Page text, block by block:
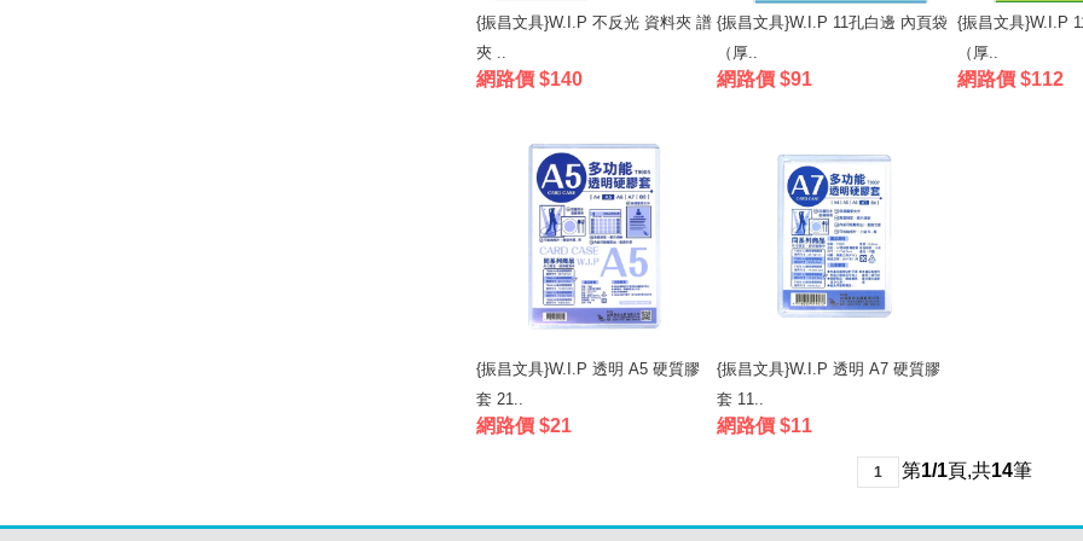
{振昌文具}W.I.P 不反光 資料夾 譜
夾 ..
網路價 $140
{振昌文具}W.I.P 11孔白邊 內頁袋
（厚..
網路價 $91
{振昌文具}W.I.P
（厚..
網路價 $112
{振昌文具}W.I.P 透明 A5 硬質膠
套 21..
網路價 $21
{振昌文具}W.I.P 透明 A7 硬質膠
套 11..
網路價 $11
1 第1/1頁,共14筆